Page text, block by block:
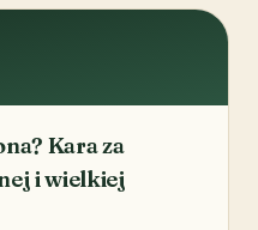
Kara za
i wielkiej